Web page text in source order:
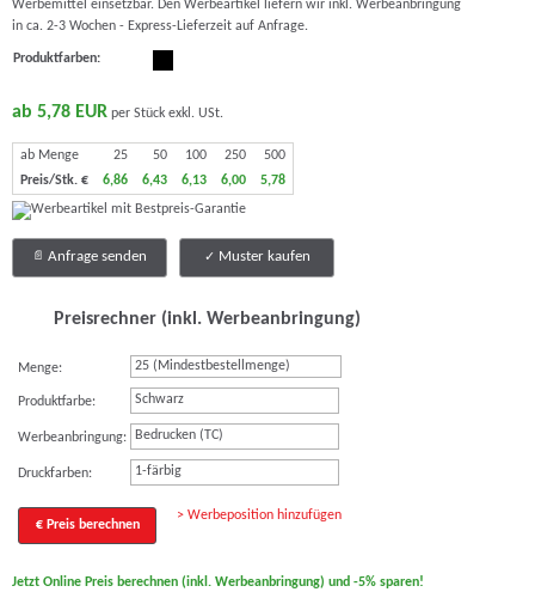
Werbemittel einsetzbar. Den Werbeartikel liefern wir inkl. Werbeanbringung
in ca. 2-3 Wochen - Express-Lieferzeit auf Anfrage.
Produktfarben:
ab 5,78 EUR per Stück exkl. USt.
ab Menge 25 50 100 250
500
Preis/Stk. €
6,86 6,43 6,13 6,00 5,78
Anfrage senden Muster kaufen
Preisrechner (inkl. Werbeanbringung)
Menge:
Produktfarbe: Schwarz
Werbeanbringung: Bedrucken (TC)
Druckfarben: 1-färbig
€ Preis berechnen
> Werbeposition hinzufügen
Jetzt Online Preis berechnen (inkl. Werbeanbringung) und -5% sparen!